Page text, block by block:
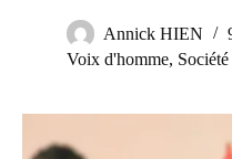
Annick HIEN
Voix d'homme, Société